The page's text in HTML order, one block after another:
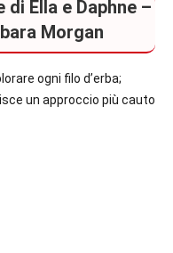
Ella e Daphne –
Morgan
ogni filo d’erba;
un approccio più cauto